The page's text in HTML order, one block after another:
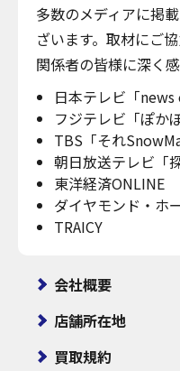
多数のメディアに掲
ざいます。取材にご
関係者の皆様に深く
日本テレビ「news
フジテレビ「ぽか
TBS「それ
朝日放送テレビ「
東洋経済ONLINE
ダイヤモンド・ホ
TRAICY
会社概要
店舗所在地
買取規約